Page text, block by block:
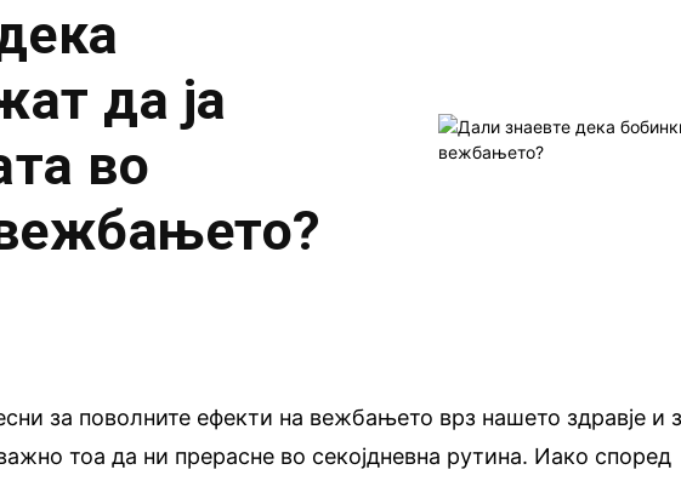
да ја
во
за поволните ефекти на вежбањето врз нашето здравје и
тоа да ни прерасне во секојдневна рутина. Иако според